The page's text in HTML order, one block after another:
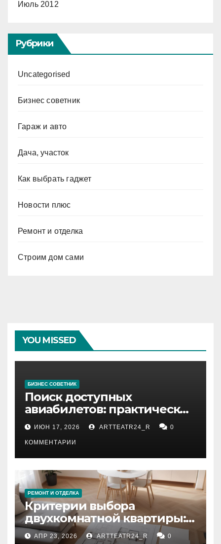
Июль 2012
Рубрики
Uncategorised
Бизнес советник
Гараж и авто
Дача, участок
Как выбрать гаджет
Новости плюс
Ремонт и отделка
Строим дом сами
YOU MISSED
БИЗНЕС СОВЕТНИК
Поиск доступных
авиабилетов: практические
рекомендации
ИЮН 17, 2026 ARTTEATR24_R 0
КОММЕНТАРИИ
РЕМОНТ И ОТДЕЛКА
Критерии выбора
двухкомнатной квартиры:
планировка, площадь,
АПР 23, 2026 ARTTEATR24_R 0